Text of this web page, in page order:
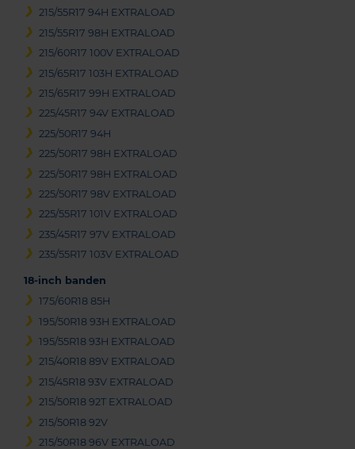
215/55R17 94H EXTRALOAD
215/55R17 98H EXTRALOAD
215/60R17 100V EXTRALOAD
215/65R17 103H EXTRALOAD
215/65R17 99H EXTRALOAD
225/45R17 94V EXTRALOAD
225/50R17 94H
225/50R17 98H EXTRALOAD
225/50R17 98H EXTRALOAD
225/50R17 98V EXTRALOAD
225/55R17 101V EXTRALOAD
235/45R17 97V EXTRALOAD
235/55R17 103V EXTRALOAD
18-inch banden
175/60R18 85H
195/50R18 93H EXTRALOAD
195/55R18 93H EXTRALOAD
215/40R18 89V EXTRALOAD
215/45R18 93V EXTRALOAD
215/50R18 92T EXTRALOAD
215/50R18 92V
215/50R18 96V EXTRALOAD